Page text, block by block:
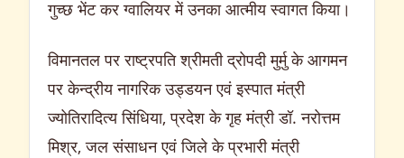
गुच्छ भेंट कर ग्वालियर में उनका आत्मीय स्वागत किया।
विमानतल पर राष्ट्रपति श्रीमती द्रोपदी मुर्मु के आगमन
पर केन्द्रीय नागरिक उड्डयन एवं इस्पात मंत्री
ज्योतिरादित्य सिंधिया, प्रदेश के गृह मंत्री डॉ. नरोत्तम
मिश्र, जल संसाधन एवं जिले के प्रभारी मंत्री